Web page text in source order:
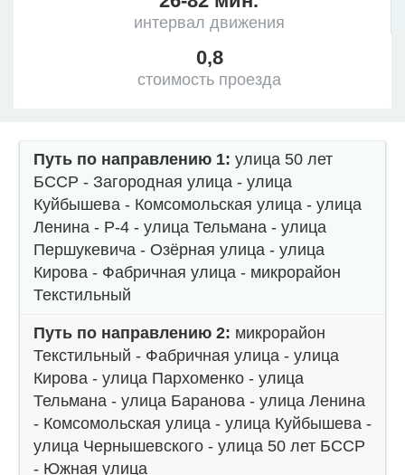
интервал движения
0,8
стоимость проезда
Путь по направлению 1: улица 50 лет
БССР - Загородная улица - улица
Куйбышева - Комсомольская улица - улица
Ленина - Р-4 - улица Тельмана - улица
Першукевича - Озёрная улица - улица
Кирова - Фабричная улица - микрорайон
Текстильный
Путь по направлению 2: микрорайон
Текстильный - Фабричная улица - улица
Кирова - улица Пархоменко - улица
Тельмана - улица Баранова - улица Ленина
- Комсомольская улица - улица Куйбышева -
улица Чернышевского - улица 50 лет БССР
- Южная улица